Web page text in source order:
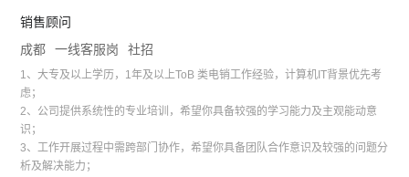
销售顾问
成都
一线客服岗 社招
1、大专及以上学历，1年及以上ToB 类电销工作经验，计算机IT背景优先考
虑；
2、公司提供系统性的专业培训，希望你具备较强的学习能力及主观能动意
识；
3、工作开展过程中需跨部门协作，希望你具备团队合作意识及较强的问题分
析及解决能力；